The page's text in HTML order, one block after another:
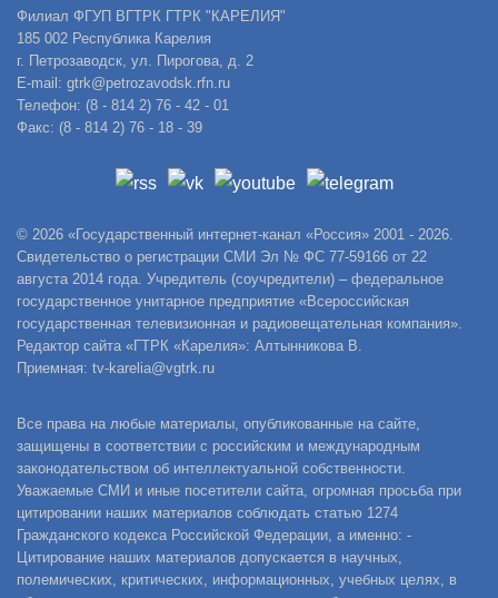
Филиал ФГУП ВГТРК ГТРК "КАРЕЛИЯ"
185 002 Республика Карелия
г. Петрозаводск, ул. Пирогова, д. 2
E-mail: gtrk@petrozavodsk.rfn.ru
Телефон: (8 - 814 2) 76 - 42 - 01
Факс: (8 - 814 2) 76 - 18 - 39
© 2026 «Государственный интернет-канал «Россия» 2001 - 2026.
Свидетельство о регистрации СМИ Эл № ФС 77-59166 от 22
августа 2014 года. Учредитель (соучредители) – федеральное
государственное унитарное предприятие «Всероссийская
государственная телевизионная и радиовещательная компания».
Редактор сайта «ГТРК «Карелия»: Алтынникова В.
Приемная: tv-karelia@vgtrk.ru
Все права на любые материалы, опубликованные на сайте,
защищены в соответствии с российским и международным
законодательством об интеллектуальной собственности.
Уважаемые СМИ и иные посетители сайта, огромная просьба при
цитировании наших материалов соблюдать статью 1274
Гражданского кодекса Российской Федерации, а именно: -
Цитирование наших материалов допускается в научных,
полемических, критических, информационных, учебных целях, в